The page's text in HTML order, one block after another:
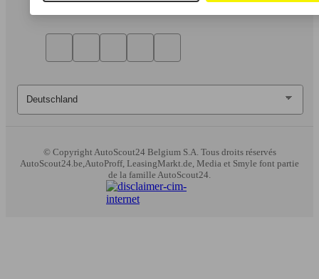
© Copyright AutoScout24 Belgium S.A. Tous droits réservés
AutoScout24.be,AutoProff, LeasingMarkt.de, Media et Smyle font partie
de la famille AutoScout24.